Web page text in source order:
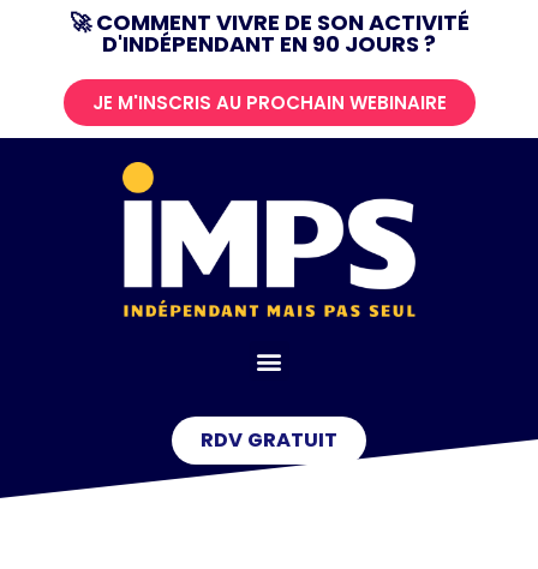
contenu
🚀 COMMENT VIVRE DE SON ACTIVITÉ
D'INDÉPENDANT EN 90 JOURS ?
JE M'INSCRIS AU PROCHAIN WEBINAIRE
RDV GRATUIT